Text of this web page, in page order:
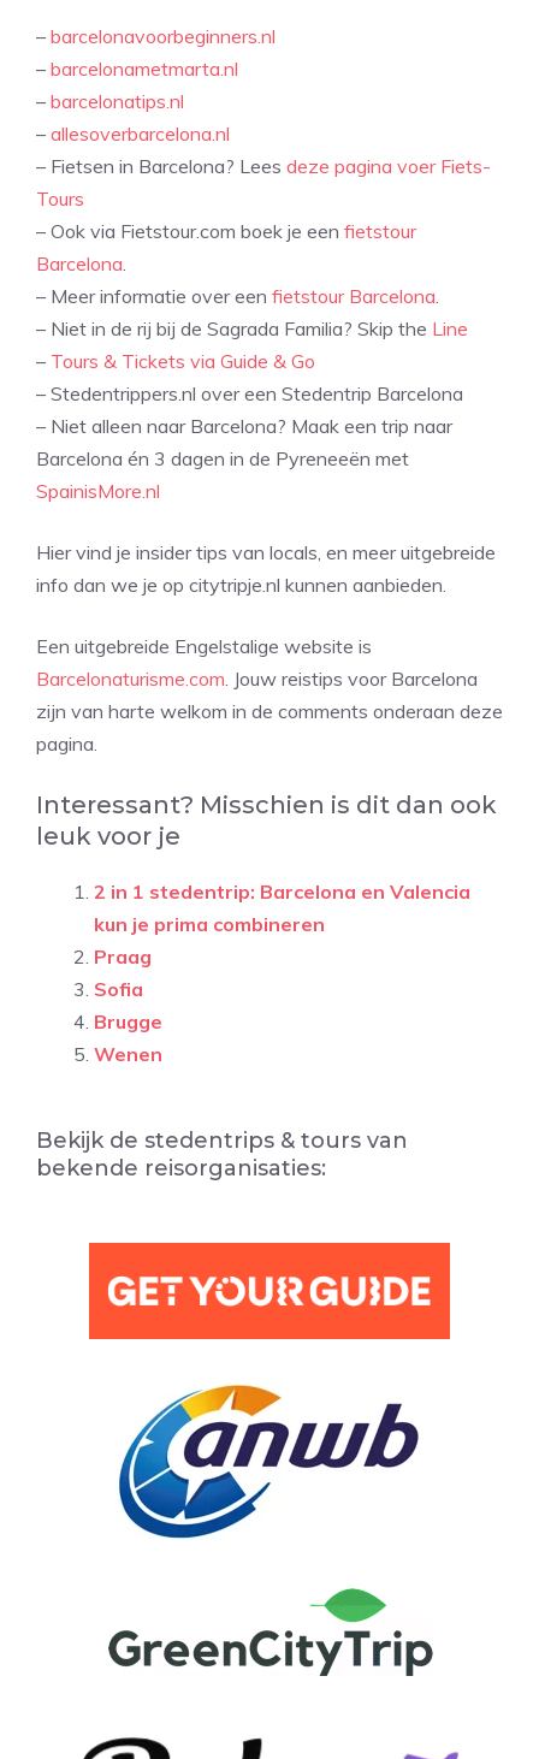
– barcelonavoorbeginners.nl
– barcelonametmarta.nl
– barcelonatips.nl
– allesoverbarcelona.nl
– Fietsen in Barcelona? Lees deze pagina voer Fiets-
Tours
– Ook via Fietstour.com boek je een fietstour
Barcelona
– Meer informatie over een fietstour Barcelona
– Niet in de rij bij de Sagrada Familia? Skip the Line
– Tours & Tickets via Guide & Go
– Stedentrippers.nl over een Stedentrip Barcelona
– Niet alleen naar Barcelona? Maak een trip naar
Barcelona én 3 dagen in de Pyreneeën met
SpainisMore.nl
Hier vind je insider tips van locals, en meer uitgebreide
info dan we je op citytripje.nl kunnen aanbieden.
Een uitgebreide Engelstalige website is
Barcelonaturisme.com . Jouw reistips voor Barcelona
zijn van harte welkom in de comments onderaan deze
pagina.
Interessant? Misschien is dit dan ook
leuk voor je
2 in 1 stedentrip: Barcelona en Valencia
kun je prima combineren
Praag
Sofia
Brugge
Wenen
Bekijk de stedentrips & tours van
bekende reisorganisaties: